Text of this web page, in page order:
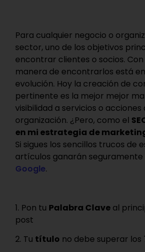
Para cualquier negocio o
sector, uno de los objetivos
encontrar clientes o socios.
manera de encontrarlos está
evolución. Hoy la creación de
pertinente es la mejor mejor
visibilidad a servicios o acciones
organización. ¿Pero, como el
en mi estrategia de
Si sigues los sencillos trucos de
artículos ganarán seguramente
Google.
1. Pon tu Palabra Clave al
post
2. Tu título no debe superar